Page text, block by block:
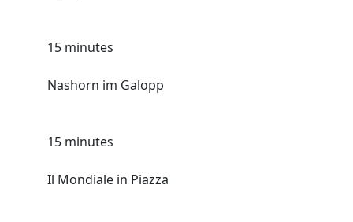
15 minutes
Nashorn im Galopp
15 minutes
Il Mondiale in Piazza